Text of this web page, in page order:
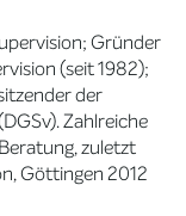
Gründer
(seit 1982);
der
Zahlreiche
zuletzt
Göttingen 2012